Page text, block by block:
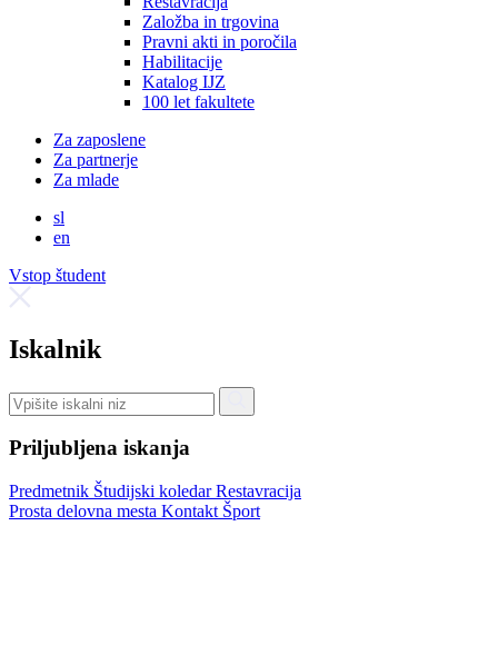
Založba in trgovina
Pravni akti in poročila
Habilitacije
Katalog IJZ
100 let fakultete
Za zaposlene
Za partnerje
Za mlade
sl
en
Vstop študent
Iskalnik
Priljubljena iskanja
Predmetnik Študijski koledarRestavracija
Prosta delovna mesta Kontakt Šport